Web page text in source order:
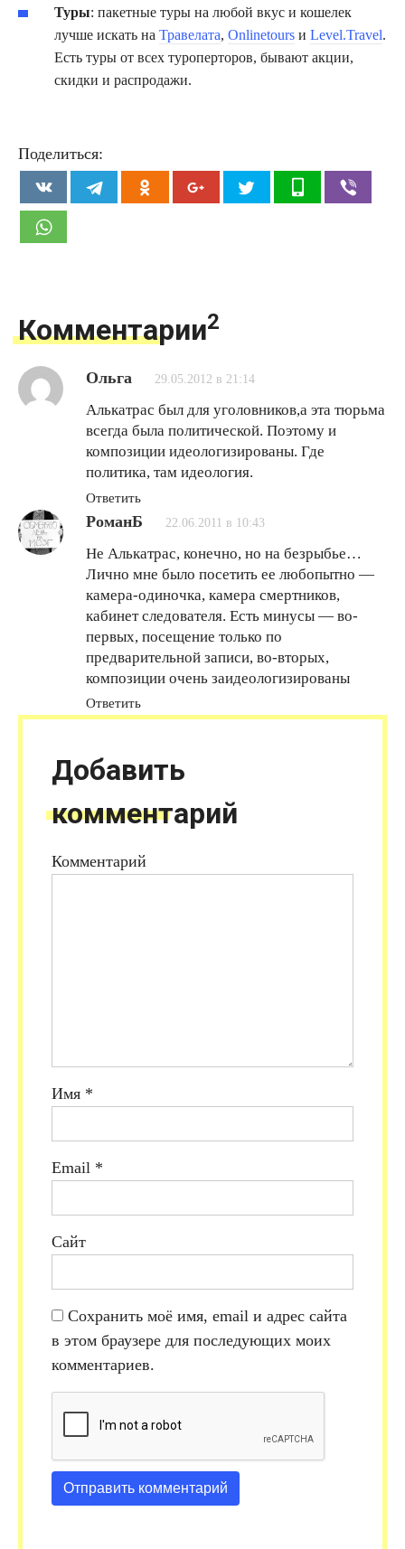
Туры: пакетные туры на любой вкус и кошелек
лучше искать на Травелата, Onlinetours и Level.Travel.
Есть туры от всех туроперторов, бывают акции,
скидки и распродажи.
Поделиться:
Комментарии2
Ольга 29.05.2012 в 21:14
Алькатрас был для уголовников,а эта тюрьма
всегда была политической. Поэтому и
композиции идеологизированы. Где
политика, там идеология.
Ответить
РоманБ 22.06.2011 в 10:43
Не Алькатрас, конечно, но на безрыбье…
Лично мне было посетить ее любопытно —
камера-одиночка, камера смертников,
кабинет следователя. Есть минусы — во-
первых, посещение только по
предварительной записи, во-вторых,
композиции очень заидеологизированы
Ответить
Добавить
комментарий
Комментарий
Имя *
Email *
Сайт
Сохранить моё имя, email и адрес сайта
в этом браузере для последующих моих
комментариев.